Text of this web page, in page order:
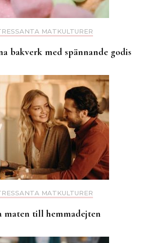
MATKULTURER
bakverk med spännande godis
MATKULTURER
maten till hemmadejten